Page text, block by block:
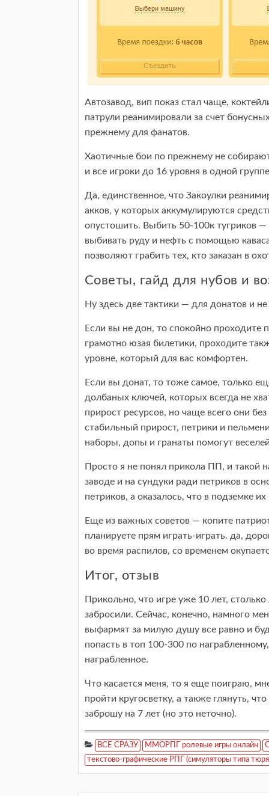
Автозавод, вип показ стал чаще,
патрули реанимировали за счет
прежнему для фанатов.
Хаотичные бои по прежнему не
и все игроки до 16 уровня в одной
Да, единственное, что Закоулки
акков, у которых аккумулируются
опустошить. Выбить 50-100к тугриков
выбивать руду и нефть с помощью
позволяют грабить тех, кто заказан в
Советы, гайд для нубов и
Ну здесь две тактики — для донатов и
Если вы не дон, то спокойно проходите
грамотно юзая билетики, проходите
уровне, который для вас комфортен.
Если вы донат, то тоже самое, только
долбаных ключей, которых всегда не
прирост ресурсов, но чаще всего они
стабильный прирост, петрики и
наборы, допы и гранаты помогут
Просто я не понял прикола ПП, и такой
заводе и на сундуки ради петриков в
петриков, а оказалось, что в
Еще из важных советов — копите
планируете прям играть-играть. да,
во время распилов, со временем
Итог, отзыв
Прикольно, что игре уже 10 лет,
забросили. Сейчас, конечно, намного
выфармят за милую душу все равно и
попасть в топ 100-300 по
награбленное.
Что касается меня, то я еще поиграю,
пройти кругосветку, а также глянуть,
заброшу на 7 лет (но это неточно).
ВСЕ СРАЗУ ММОРПГ ролевые игры онлайн
текстово-графические РПГ (симуляторы типа